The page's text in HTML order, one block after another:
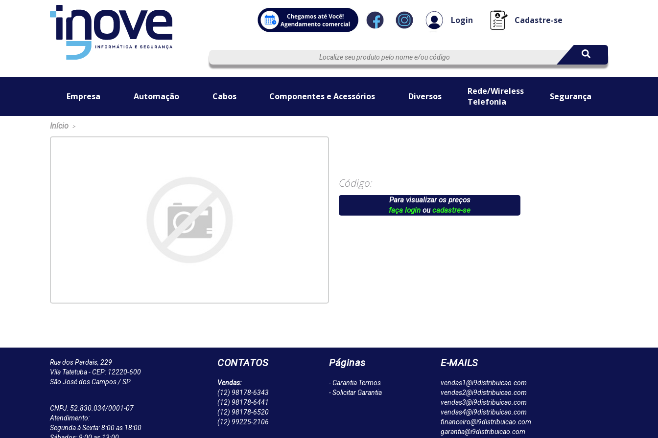
Login Cadastre-se
Empresa Automação Cabos Componentes e Acessórios Diversos
Rede/Wireless
Telefonia
Segurança
Início >
Código:
Para visualizar os preços
faça login oucadastre-se
Rua dos Pardais, 229
Vila Tatetuba - CEP: 12220-600
São José dos Campos / SP
CNPJ: 52.830.034/0001-07
Atendimento:
Segunda à Sexta: 8:00 as 18:00
CONTATOS
Vendas:
(12) 98178-6343
(12) 98178-6441
(12) 98178-6520
(12) 99225-2106
Páginas
- Garantia Termos
- Solicitar Garantia
E-MAILS
vendas1@i9distribuicao.com
vendas2@i9distribuicao.com
vendas3@i9distribuicao.com
vendas4@i9distribuicao.com
financeiro@i9distribuicao.com
garantia@i9distribuicao.com